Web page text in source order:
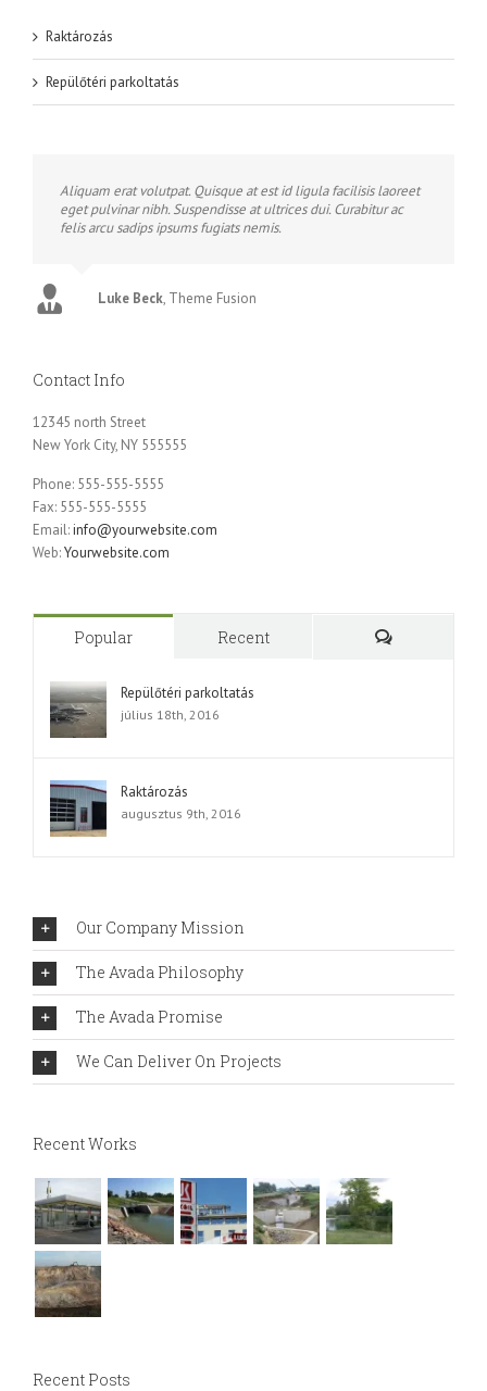
Raktározás
Repülőtéri parkoltatás
Aliquam erat volutpat. Quisque at est id ligula facilisis laoreet
eget pulvinar nibh. Suspendisse at ultrices dui. Curabitur ac
felis arcu sadips ipsums fugiats nemis.
Luke Beck, Theme Fusion
Contact Info
12345 north Street
New York City, NY 555555
Phone: 555-555-5555
Fax: 555-555-5555
Email:info@yourwebsite.com
Web:Yourwebsite.com
Popular
Recent
Repülőtéri parkoltatás
július 18th, 2016
Raktározás
augusztus 9th, 2016
Our Company Mission
The Avada Philosophy
The Avada Promise
We Can Deliver On Projects
Recent Works
Recent Posts